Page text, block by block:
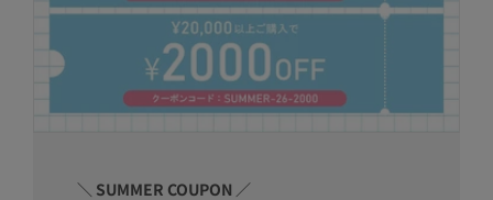
＼ SUMMER COUPON ／